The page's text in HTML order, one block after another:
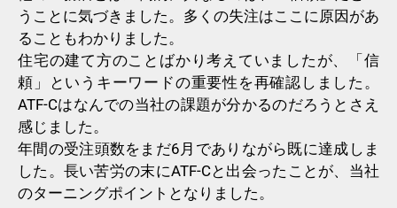
うことに気づきました。多くの失注はここに原因があ
ることもわかりました。
住宅の建て方のことばかり考えていましたが、「信
頼」というキーワードの重要性を再確認しました。
ATF-Cはなんでの当社の課題が分かるのだろうとさえ
感じました。
年間の受注頭数をまだ6月でありながら既に達成しま
した。長い苦労の末にATF-Cと出会ったことが、当社
のターニングポイントとなりました。